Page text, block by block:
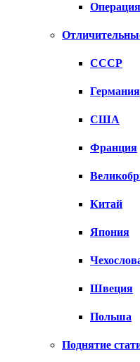
СССР
Германия
США
Франция
Китай
Япония
Швеция
Польша
Поднятие